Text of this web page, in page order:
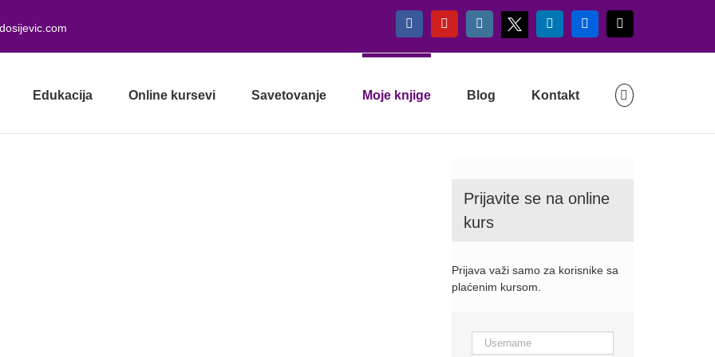
FacebookYouTubeInstagram
X LinkedInFlickr
Edukacija Online kursevi Savetovanje Moje knjige Blog Kontakt
Prijavite se na online
kurs
Prijava važi samo za korisnike sa
plaćenim kursom.